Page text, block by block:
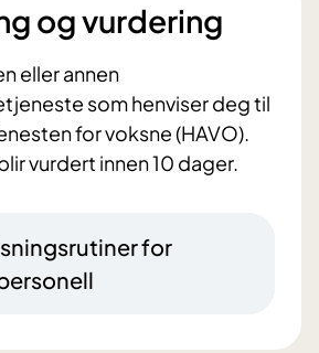
og vurdering
eller annen
som henviser deg til
for voksne (HAVO).
vurdert innen 10 dager.
for